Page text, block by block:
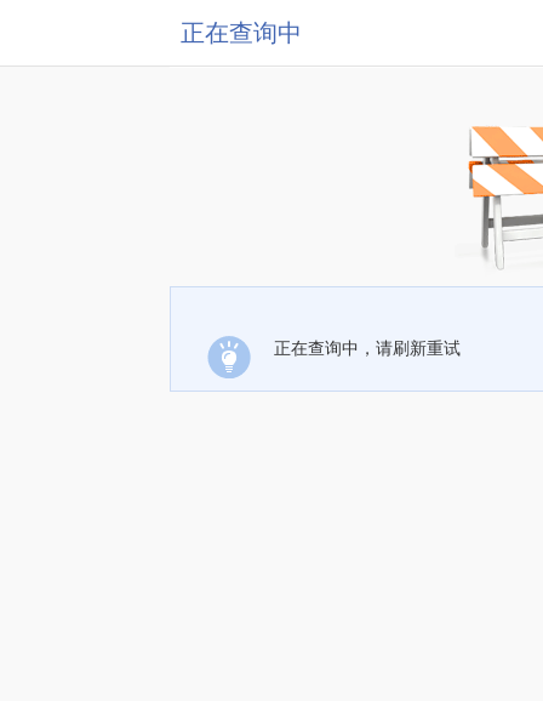
正在查询中
正在查询中，请刷新重试